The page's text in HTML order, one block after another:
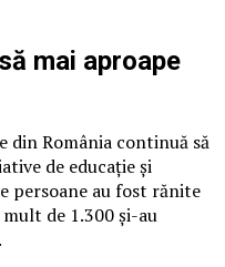
mai aproape
România continuă să
de educație și
persoane au fost rănite
de 1.300 și-au